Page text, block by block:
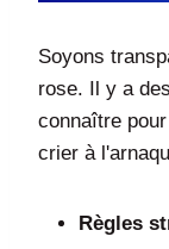
Soyons
rose. Il y a
connaître
crier à
Règles